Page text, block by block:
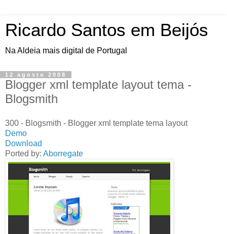
Ricardo Santos em Beijós
Na Aldeia mais digital de Portugal
12 agosto 2008
Blogger xml template layout tema -
Blogsmith
300 - Blogsmith - Blogger xml template tema layout
Demo
Download
Ported by: Aborregate